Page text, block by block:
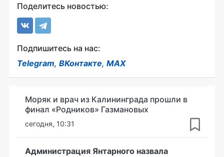
Поделитесь новостью:
Подпишитесь на нас:
Telegram, ВКонтакте, MAX
Моряк и врач из Калининграда прошли в
финал «Родников» Газмановых
сегодня, 10:31
Администрация Янтарного назвала